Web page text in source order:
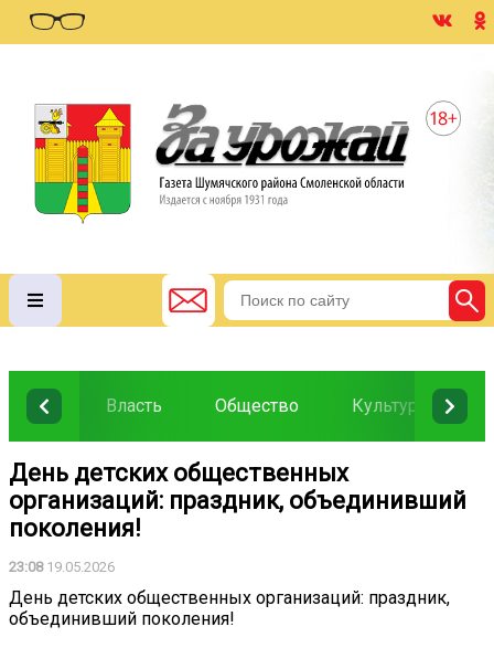
Власть Общество Культура
День детских общественных
организаций: праздник, объединивший
поколения!
23:0819.05.2026
День детских общественных организаций: праздник,
объединивший поколения!